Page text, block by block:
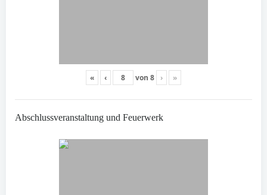
« ‹ von 8 › »
Abschlussveranstaltung und Feuerwerk